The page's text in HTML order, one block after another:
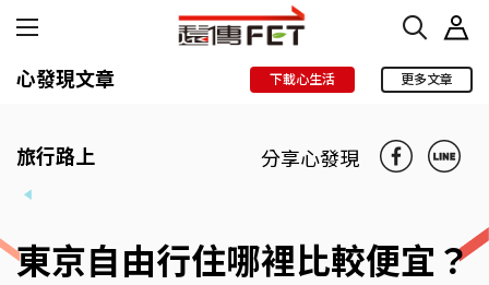
心發現文章 下載心生活 更多文章
旅行路上 分享心發現
東京自由行住哪裡比較便宜？